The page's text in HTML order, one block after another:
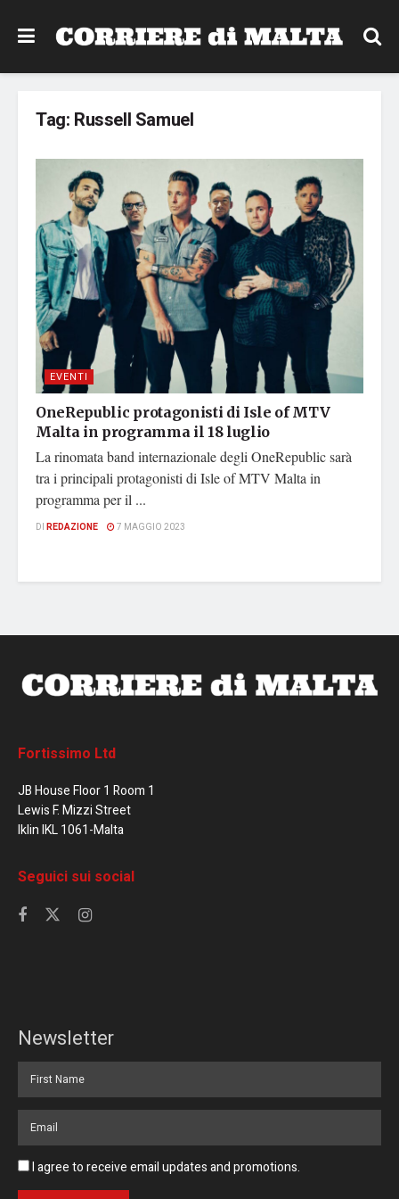
Tag: Russell Samuel
EVENTI
OneRepublic protagonisti di Isle of MTV
Malta in programma il 18 luglio
La rinomata band internazionale degli OneRepublic sarà
tra i principali protagonisti di Isle of MTV Malta in
programma per il ...
DI REDAZIONE 7 MAGGIO 2023
Fortissimo Ltd
JB House Floor 1 Room 1
Lewis F. Mizzi Street
Iklin IKL 1061-Malta
Seguici sui social
Newsletter
I agree to receive email updates and promotions.